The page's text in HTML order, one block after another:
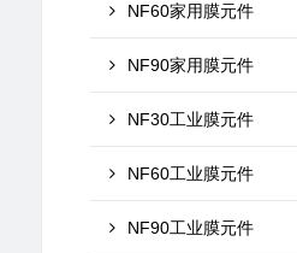
NF60家用膜元件
NF90家用膜元件
NF30工业膜元件
NF60工业膜元件
NF90工业膜元件